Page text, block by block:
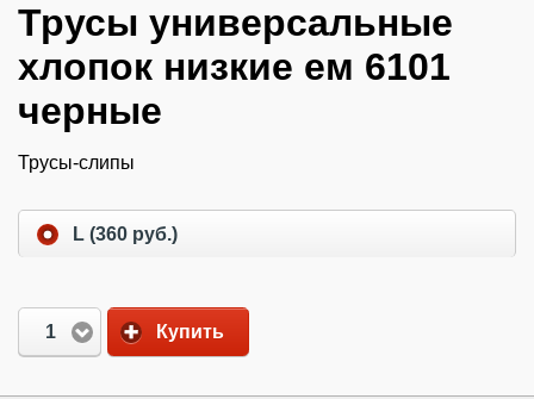
Трусы универсальные
хлопок низкие ем 6101
черные
Трусы-слипы
L (360 руб.)
1 Купить